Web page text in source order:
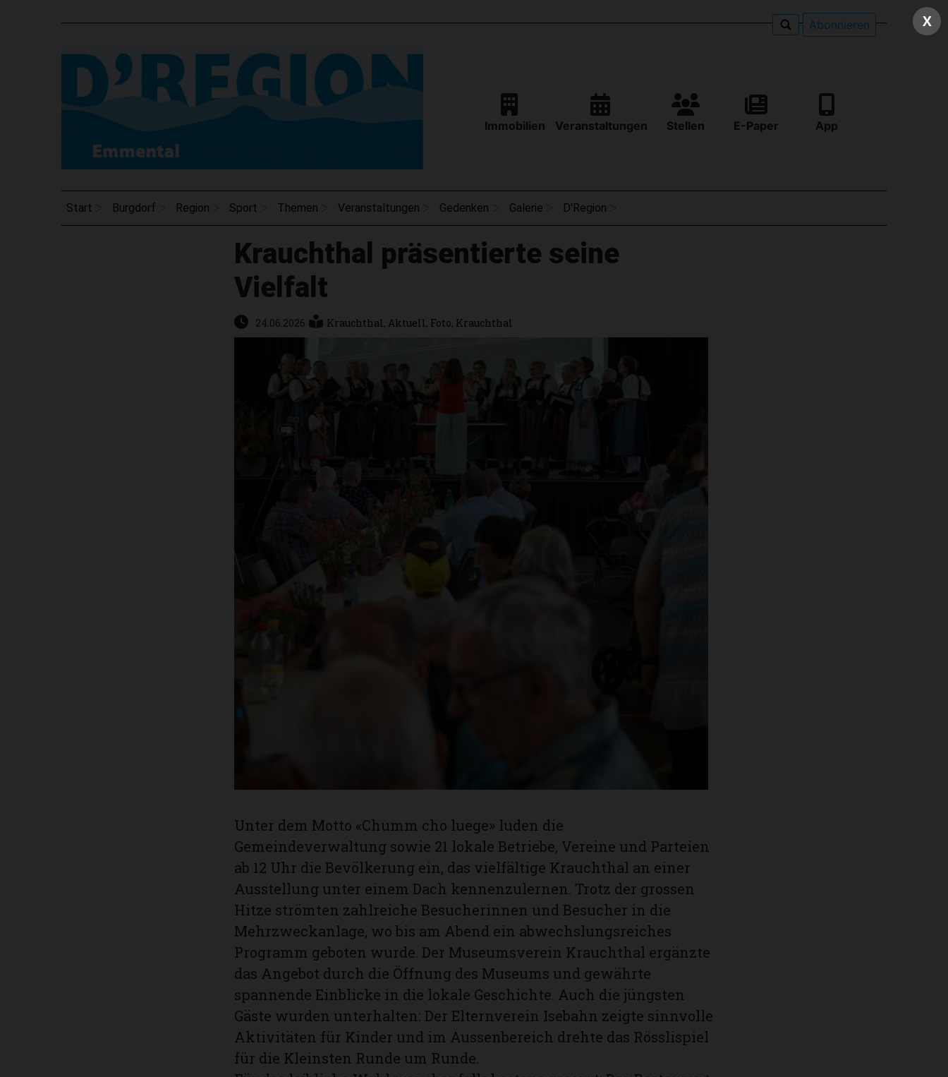
Abonnieren
Immobilien Veranstaltungen Stellen E-Paper App
Start Burgdorf Region Sport Themen Veranstaltungen Gedenken Galerie D'Region
Krauchthal präsentierte seine
Vielfalt
24.06.2026 Krauchthal, Aktuell, Foto, Krauchthal
Unter dem Motto «Chumm cho luege» luden die
Gemeindeverwaltung sowie 21 lokale Betriebe, Vereine und Parteien
ab 12 Uhr die Bevölkerung ein, das vielfältige Krauchthal an einer
Ausstellung unter einem Dach kennenzulernen. Trotz der grossen
Hitze strömten zahlreiche Besucherinnen und Besucher in die
Mehrzweckanlage, wo bis am Abend ein abwechslungsreiches
Programm geboten wurde. Der Museumsverein Krauchthal ergänzte
das Angebot durch die Öffnung des Museums und gewährte
spannende Einblicke in die lokale Geschichte. Auch die jüngsten
Gäste wurden unterhalten: Der Elternverein Isebahn zeigte sinnvolle
Aktivitäten für Kinder und im Aussenbereich drehte das Rösslispiel
für die Kleinsten Runde um Runde.
X